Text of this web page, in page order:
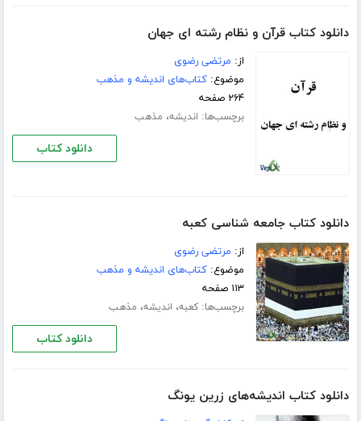
دانلود کتاب قرآن و نظام رشته ای جهان
از: مرتضی رضوی
موضوع:کتاب‌های اندیشه و مذهب
۲۶۴ صفحه
برچسب‌ها: اندیشه، مذهب
دانلود کتاب
دانلود کتاب جامعه شناسی کعبه
از: مرتضی رضوی
موضوع:کتاب‌های اندیشه و مذهب
۱۱۳ صفحه
برچسب‌ها:کعبه، اندیشه، مذهب
دانلود کتاب
دانلود کتاب اندیشه‌های زرین یونگ